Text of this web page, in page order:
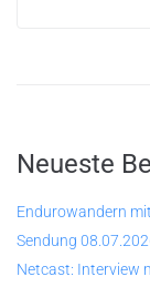
Neueste
Endurowandern
Sendung
Netcast: Interview